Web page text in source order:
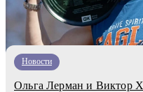
Новости
Ольга Лерман и Виктор